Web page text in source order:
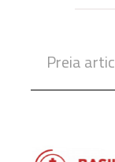
Preia